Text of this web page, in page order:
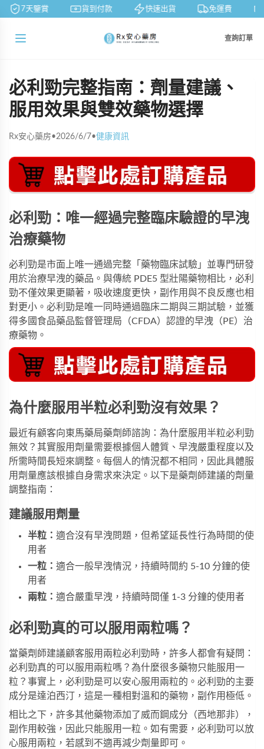
7天鑒賞 貨到付款 快速出貨 免運費
查詢訂單
必利勁完整指南：劑量建議、
服用效果與雙效藥物選擇
Rx安心藥房•2026/6/7•健康資訊
必利勁：唯一經過完整臨床驗證的早洩
治療藥物
必利勁是市面上唯一通過完整「藥物臨床試驗」並專門研發
用於治療早洩的藥品。與傳統 PDE5 型壯陽藥物相比， 必利
勁不僅效果更顯著，吸收速度更快，副作用與不良反應也相
對更小。必利勁是唯一同時通過臨床二期與三期試驗，並獲
得多國食品藥品監督管理局（CFDA）認證的早洩（PE）治
療藥物。
為什麼服用半粒必利勁沒有效果？
最近有顧客向東馬藥局藥劑師諮詢：為什麼服用半粒必利勁
無效？其實服用劑量需要根據個人體質、早洩嚴重程度以及
所需時間長短來調整。每個人的情況都不相同，因此具體服
用劑量應該根據自身需求來決定。以下是藥劑師建議的劑量
調整指南：
建議服用劑量
半粒： 適合沒有早洩問題，但希望延長性行為時間的使
用者
一粒： 適合一般早洩情況，持續時間約 5-10 分鐘的使
用者
兩粒： 適合嚴重早洩，持續時間僅 1-3 分鐘的使用者
必利勁真的可以服用兩粒嗎？
當藥劑師建議顧客服用兩粒必利勁時，許多人都會有疑問：
必利勁真的可以服用兩粒嗎？為什麼很多藥物只能服用一
粒？事實上，必利勁是可以安心服用兩粒的。必利勁的主要
成分是達泊西汀，這是一種相對溫和的藥物，副作用極低。
相比之下，許多其他藥物添加了威而鋼成分（西地那非），
副作用較強，因此只能服用一粒。如有需要， 必利勁可以放
心服用兩粒，若感到不適再減少劑量即可。